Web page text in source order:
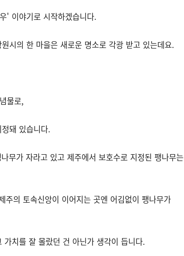
' 이야기로 시작하겠습니다.
시의 한 마을은 새로운 명소로 각광 받고 있는데요.
물로,
돼 있습니다.
무가 자라고 있고 제주에서 보호수로 지정된 팽나무는
의 토속신앙이 이어지는 곳엔 어김없이 팽나무가
치를 잘 몰랐던 건 아닌가 생각이 듭니다.